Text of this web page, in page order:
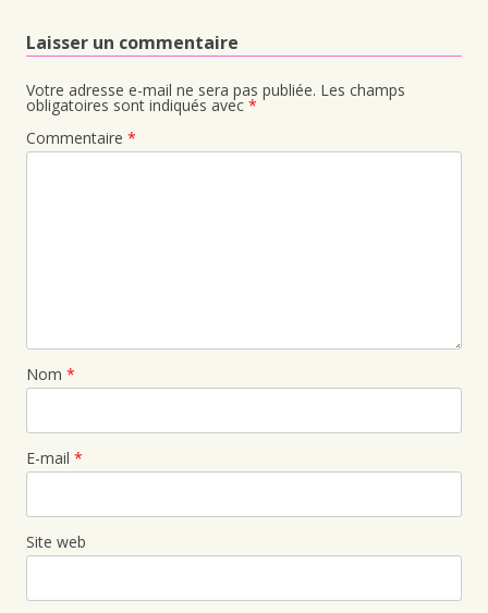
Laisser un commentaire
Votre adresse e-mail ne sera pas publiée. Les champs
obligatoires sont indiqués avec *
Commentaire *
Nom *
E-mail *
Site web